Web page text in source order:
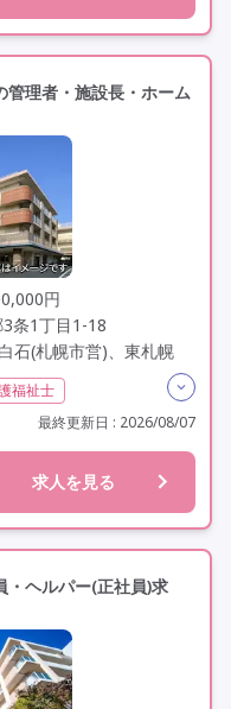
近
管理者・施設長・ホーム
円
条1丁目1-18
石(札幌市営)、東札幌
福祉士
修(ヘルパー2級)
内
残業ほぼなし
学歴不問
70歳以上
最終更新日 : 2026/08/07
求人を見る
・ヘルパー(正社員)求